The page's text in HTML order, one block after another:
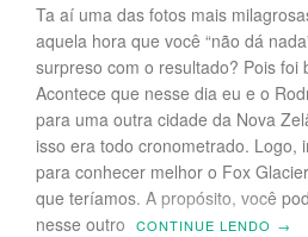
Ta aí uma das fotos mais
aquela hora que você “não dá
surpreso com o resultado? Pois foi
Acontece que nesse dia eu e o
para uma outra cidade da Nova
isso era todo cronometrado. Logo,
para conhecer melhor o Fox
que teríamos. A propósito, você
nesse outro
CONTINUE LENDO →